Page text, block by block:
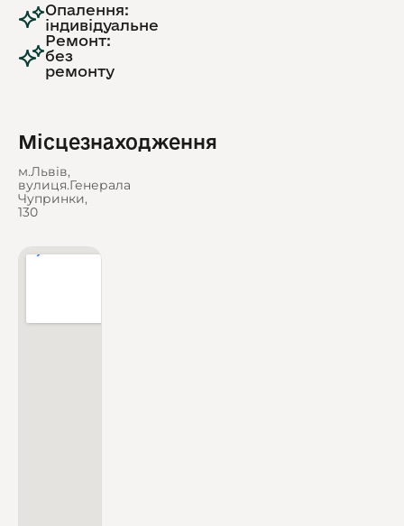
Опалення:
індивідуальне
Ремонт:
без
ремонту
Місцезнаходження
м.Львів,
вулиця.Генерала
Чупринки,
130